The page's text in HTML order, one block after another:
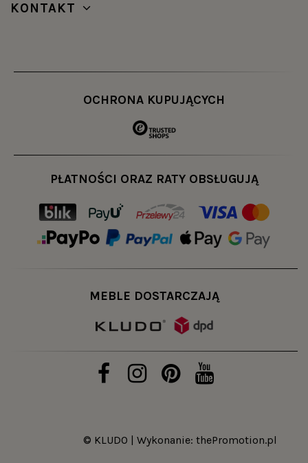
KONTAKT
OCHRONA KUPUJĄCYCH
PŁATNOŚCI ORAZ RATY OBSŁUGUJĄ
MEBLE DOSTARCZAJĄ
© KLUDO | Wykonanie: thePromotion.pl